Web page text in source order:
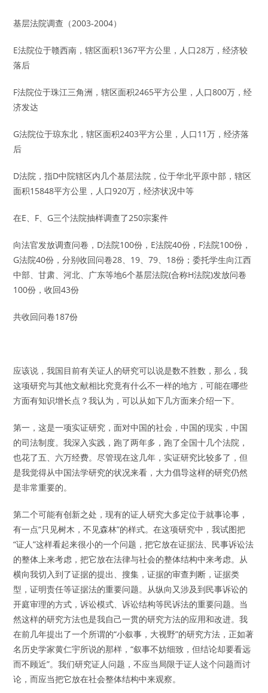
基层法院调查（2003-2004）
E法院位于赣西南，辖区面积1367平方公里，人口28万，经济较
落后
F法院位于珠江三角洲，辖区面积2465平方公里，人口800万，经
济发达
G法院位于琼东北，辖区面积2403平方公里，人口11万，经济落
后
D法院，指D中院辖区内几个基层法院，位于华北平原中部，辖区
面积15848平方公里，人口920万，经济状况中等
在E、F、G三个法院抽样调查了250宗案件
向法官发放调查问卷，D法院100份，E法院40份，F法院100份，
G法院40份，分别收回问卷28、19、79、18份；委托学生向江西
中部、甘肃、河北、广东等地6个基层法院(合称H法院)发放问卷
100份，收回43份
共收回问卷187份
应该说，我国目前有关证人的研究可以说是数不胜数，那么，我
这项研究与其他文献相比究竟有什么不一样的地方，可能在哪些
方面有知识增长点？我认为，可以从如下几方面来介绍一下。
第一，这是一项实证研究，面对中国的社会，中国的现实，中国
的司法制度。我深入实践，跑了两年多，跑了全国十几个法院，
也花了五、六万经费。尽管现在这几年，实证研究比较多了，但
是我觉得从中国法学研究的状况来看，大力倡导这样的研究仍然
是非常重要的。
第二个可能有创新之处，现有的证人研究大多定位于就事论事，
有一点“只见树木，不见森林”的样式。在这项研究中，我试图把
“证人”这样看起来很小的一个问题，把它放在证据法、民事诉讼法
的整体上来考虑，把它放在法律与社会的整体结构中来考虑。从
横向我切入到了证据的提出、搜集，证据的审查判断，证据类
型，证明责任等证据法的重要问题。从纵向又涉及到民事诉讼的
开庭审理的方式，诉讼模式、诉讼结构等民诉法的重要问题。当
然这样的研究方法也是我自己一贯的研究方法的应用和改进。我
在前几年提出了一个所谓的“小叙事，大视野”的研究方法，正如著
名历史学家黄仁宇所说的那样，“叙事不妨细致，但结论却要看远
而不顾近”。我们研究证人问题，不应当局限于证人这个问题而讨
论，而应当把它放在社会整体结构中来观察。